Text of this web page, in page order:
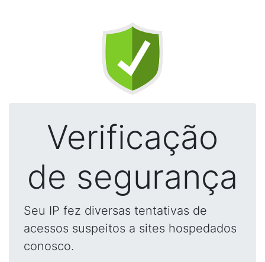
Verificação
de segurança
Seu IP fez diversas tentativas de
acessos suspeitos a sites hospedados
conosco.